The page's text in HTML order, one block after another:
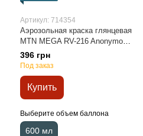
Артикул: 714354
Аэрозольная краска глянцевая
MTN MEGA RV-216 Anonymous
Violet, EX0160216, 600 мл
396 грн
Под заказ
Купить
Выберите объем баллона
600 мл